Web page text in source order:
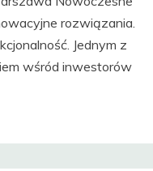
rozwiązania.
Jednym z
wśród inwestorów